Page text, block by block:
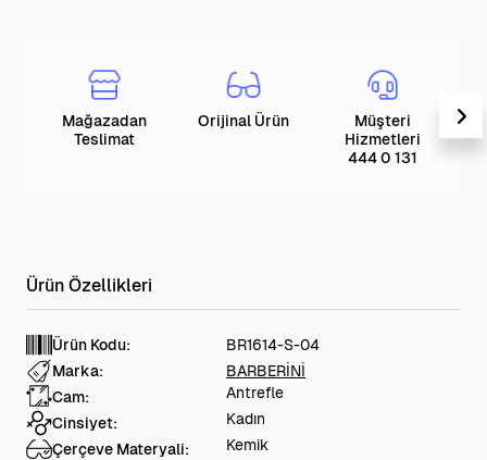
Mağazadan
Teslimat
Orijinal Ürün
Müşteri
Hizmetleri
444 0 131
Ürün Kodu:
BR1614-S-04
Marka:
BARBERİNİ
Cam:
Antrefle
Cinsiyet:
Kadın
Çerçeve Materyali:
Kemik